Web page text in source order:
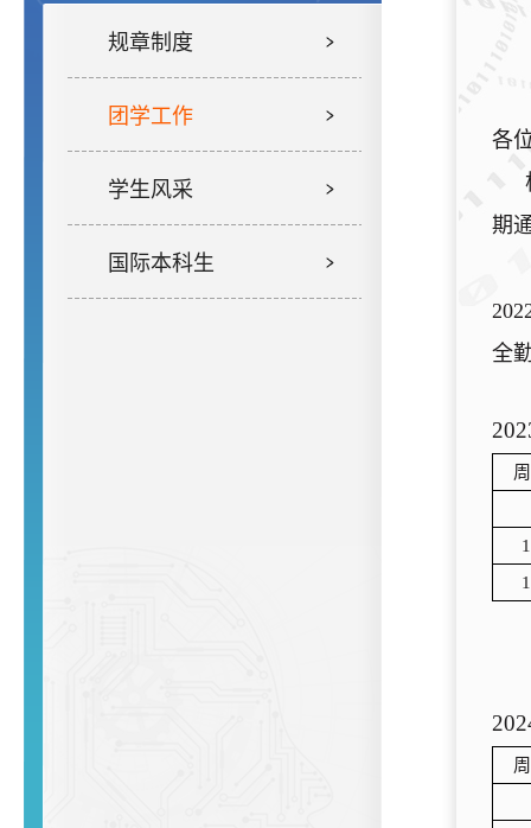
规章制度
团学工作
学生风采
国际本科生
各
期
全